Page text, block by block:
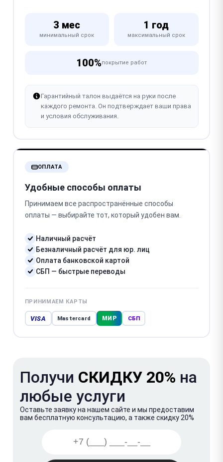
3 мес
минимальный срок
1 год
максимальный срок
100%покрытие работ
Гарантийный талон выдаётся на руки после
каждого ремонта. Он подтверждает ваши права
и условия обслуживания.
ОПЛАТА
Удобные способы оплаты
Принимаем все распространённые способы
оплаты — выбирайте тот, который удобен вам.
Наличный расчёт
Безналичный расчёт для юр. лиц
Оплата банковской картой
СБП — быстрые переводы
ПРИНИМАЕМ КАРТЫ
VISA Mastercard МИР СБП
Получи СКИДКУ 20% на
любые услуги
Оставьте заявку на нашем сайте и мы предоставим
вам бесплатную консультацию, а также скидку 20%